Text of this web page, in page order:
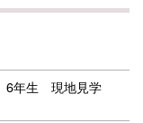
6年生 現地見学